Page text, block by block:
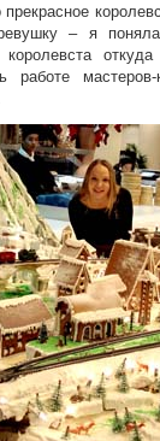
– я
королевста
работе